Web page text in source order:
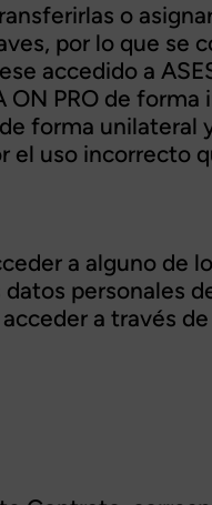
o
por lo que se
accedido a
PRO de forma
forma unilateral
el uso incorrecto
a alguno de
personales
a través